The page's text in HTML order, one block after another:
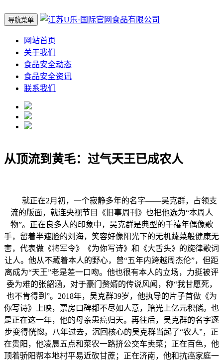
导航菜单
网站首页
关于我们
食品安全动态
食品安全资讯
联系我们
从顶流到黄毛：过气天王已成农人
就正在2月初，一个寂静多年的名字——吴克群，占领支
流的版面，就连央视节目《旧事周刊》也把他选为“本周人
物”。正在良多人的印象中，吴克群是典型的千禧年偶像歌
手，留着半遮脸的刘海，笑容好像阳光下的无机蔬菜般健康无
害，代表做《将军令》《为你写诗》和《大舌头》的旋律歌词
让人。他从不藏着本人的野心，曾“五年内跨越周杰伦”，但距
离成为“天王”老是差一口吻。他也很有本人的立场，力挺被评
委为难的张韶涵，对于豪门赘婿的传说风闻，称“我甘愿死，
也不肯得到”。2018年，吴克群39岁，他执导的片子首做《为
你写诗》上映，票房口碑都不尽如人意，赔光上亿元积储。也
是正在这一年，他的母亲患癌归天。再往后，吴克群的名字逐
步变得恍惚。八年过去，沉回核心的吴克群当起了“农人”，正
在贵阳，他凌晨五点和菜农一路挤公交车卖菜；正在百色，他
顶着骄阳帮本地村平易近砍甘蔗；正在济南，他和抗癌家庭一